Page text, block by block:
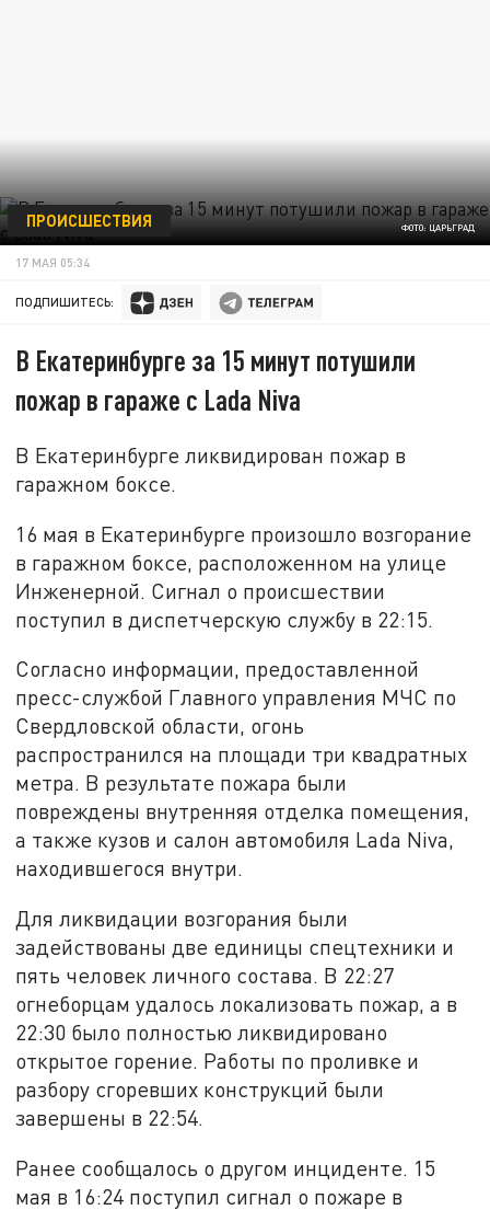
ФОТО: ЦАРЬГРАД
ПРОИСШЕСТВИЯ
17 МАЯ 05:34
ПОДПИШИТЕСЬ:
В Екатеринбурге за 15 минут потушили
пожар в гараже с Lada Niva
В Екатеринбурге ликвидирован пожар в
гаражном боксе.
16 мая в Екатеринбурге произошло возгорание
в гаражном боксе, расположенном на улице
Инженерной. Сигнал о происшествии
поступил в диспетчерскую службу в 22:15.
Согласно информации, предоставленной
пресс-службой Главного управления МЧС по
Свердловской области, огонь
распространился на площади три квадратных
метра. В результате пожара были
повреждены внутренняя отделка помещения,
а также кузов и салон автомобиля Lada Niva,
находившегося внутри.
Для ликвидации возгорания были
задействованы две единицы спецтехники и
пять человек личного состава. В 22:27
огнеборцам удалось локализовать пожар, а в
22:30 было полностью ликвидировано
открытое горение. Работы по проливке и
разбору сгоревших конструкций были
завершены в 22:54.
Ранее сообщалось о другом инциденте. 15
мая в 16:24 поступил сигнал о пожаре в